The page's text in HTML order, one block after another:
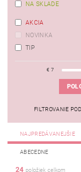
NA SKLADE
AKCIA
NOVINKA
TIP
€ 7
FILTROVANIE
NAJPREDÁVANEJŠIE
ABECEDNE
24 položiek celkom